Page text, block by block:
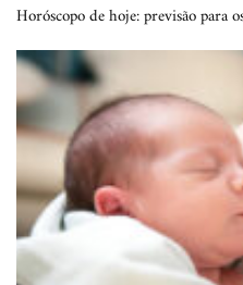
Horóscopo de hoje: previsão para